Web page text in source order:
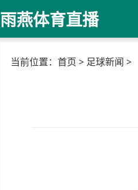
雨燕体育直播
当前位置： 首页 > 足球新闻 >